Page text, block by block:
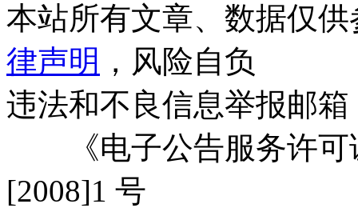
本站所有文章、数据仅
律声明 ，风险自负
违法和不良信息举报邮箱
《电子公告服务许可
[2008]1 号